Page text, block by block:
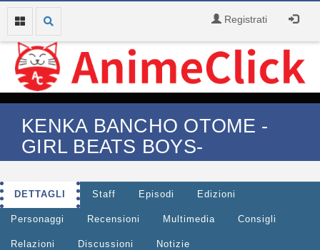
Registrati
KENKA BANCHO OTOME -
GIRL BEATS BOYS-
DETTAGLI Staff Episodi Edizioni
Personaggi Recensioni Multimedia Consigli
Relazioni Discussioni Notizie